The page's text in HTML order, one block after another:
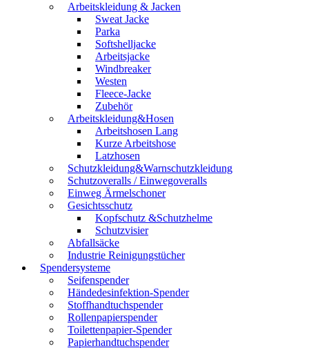
Arbeitskleidung & Jacken
Sweat Jacke
Parka
Softshelljacke
Arbeitsjacke
Windbreaker
Westen
Fleece-Jacke
Zubehör
Arbeitskleidung&Hosen
Arbeitshosen Lang
Kurze Arbeitshose
Latzhosen
Schutzkleidung&Warnschutzkleidung
Schutzoveralls / Einwegoveralls
Einweg Ärmelschoner
Gesichtsschutz
Kopfschutz &Schutzhelme
Schutzvisier
Abfallsäcke
Industrie Reinigungstücher
Spendersysteme
Seifenspender
Händedesinfektion-Spender
Stoffhandtuchspender
Rollenpapierspender
Toilettenpapier-Spender
Papierhandtuchspender